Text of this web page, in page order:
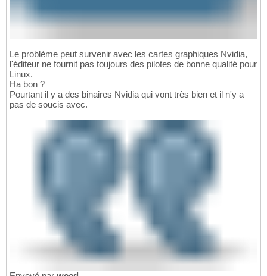
Le problème peut survenir avec les cartes graphiques Nvidia,
l'éditeur ne fournit pas toujours des pilotes de bonne qualité pour
Linux.
Ha bon ?
Pourtant il y a des binaires Nvidia qui vont très bien et il n'y a
pas de soucis avec.